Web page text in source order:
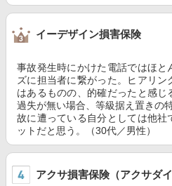
イーデザイン損害保険
事故発生時にかけた電話ではほと
ズに担当者に繋がった。ヒアリ
はあるものの、的確だったと感
過失が無い場合、等級据え置きの
故に遭っている自分としては他社
ットだと思う。（30代／男性）
アクサ損害保険（アクサダイ